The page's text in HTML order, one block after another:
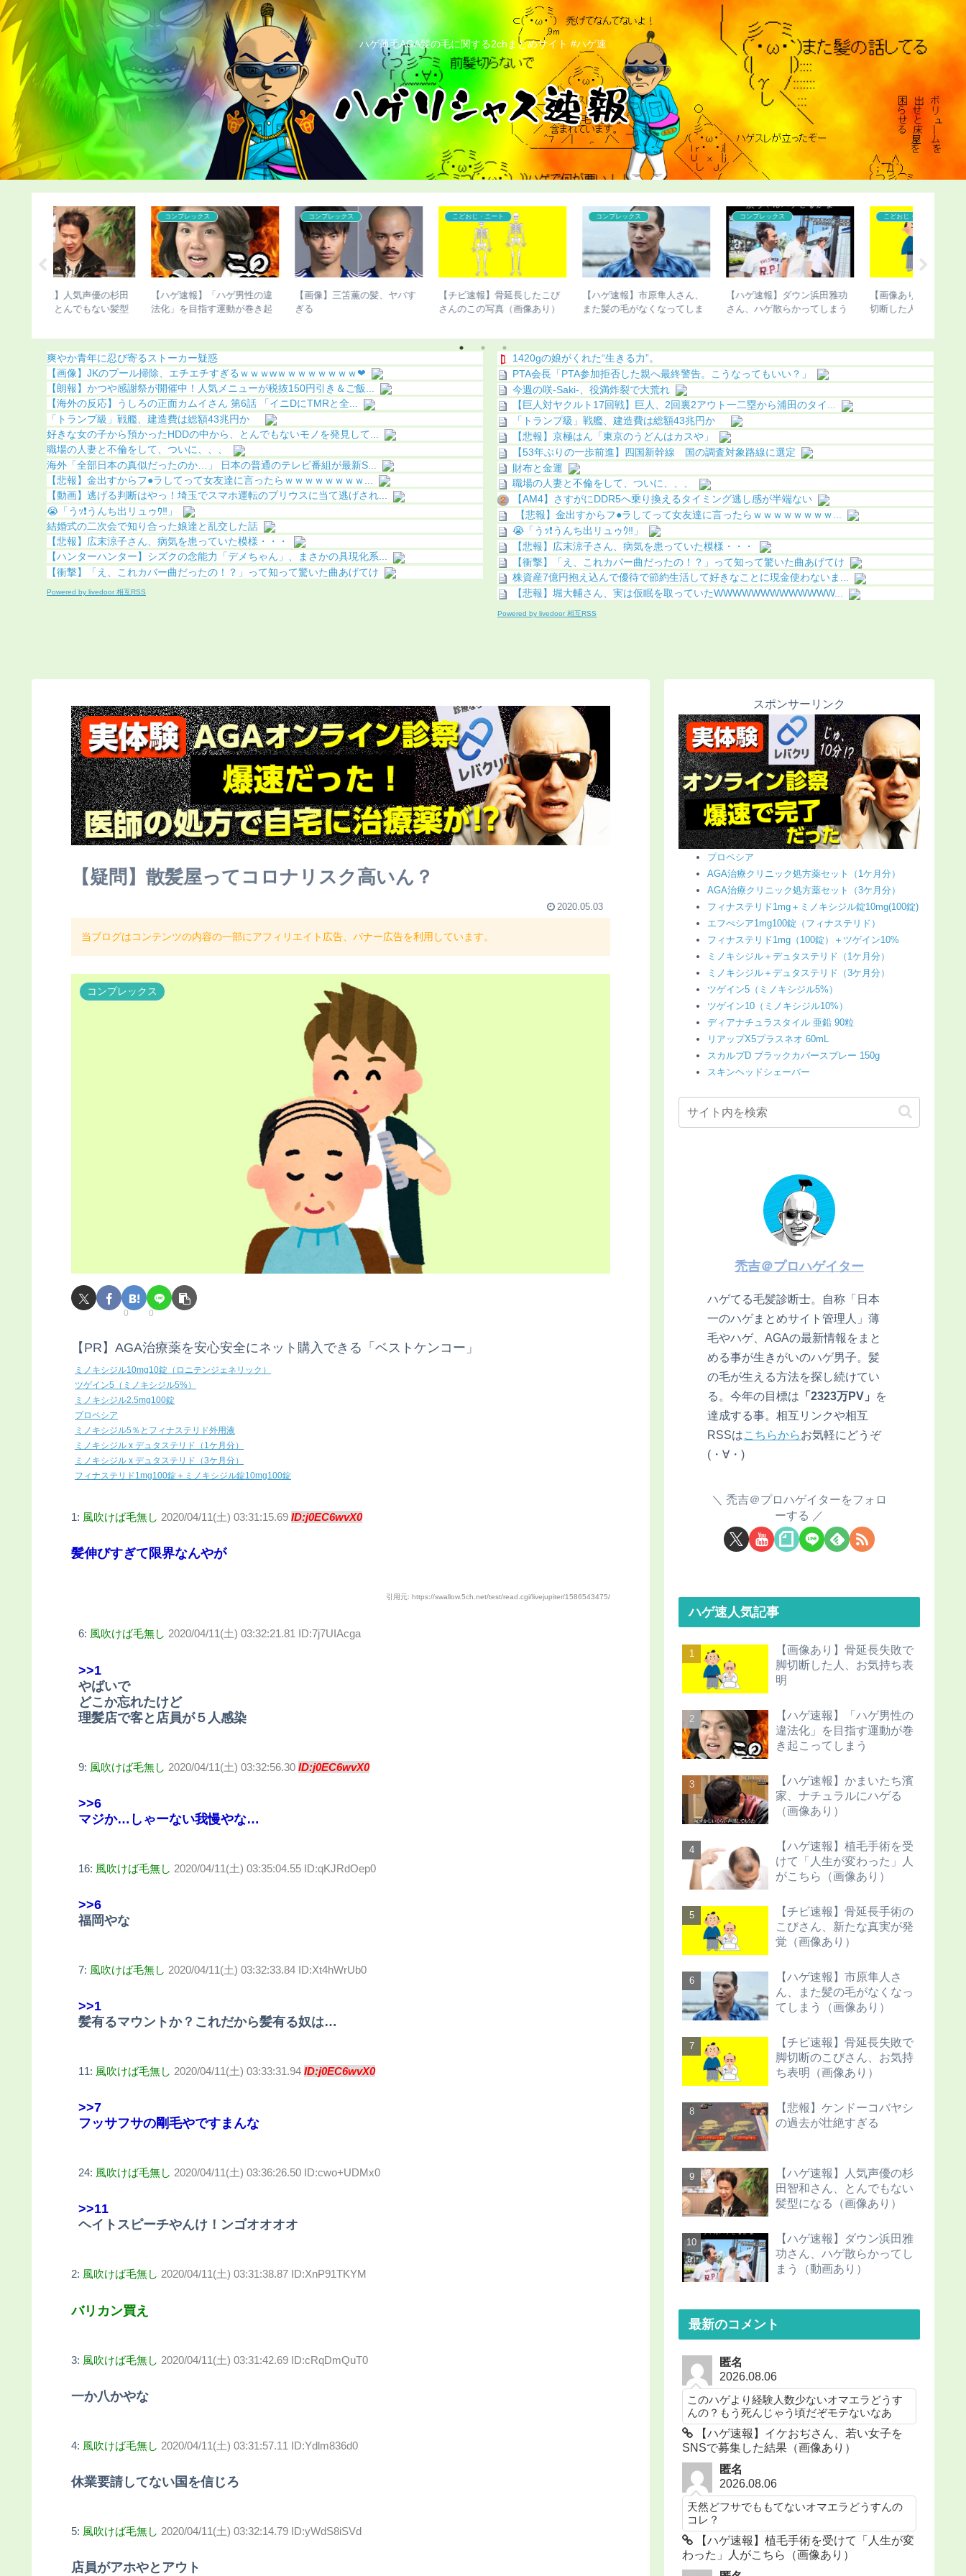
ハゲ薄毛AGA髪の毛に関する2chまとめサイト #ハゲ速
コンプレックス
【画像】三笘薫の髪、ヤバす
ぎる
こどおじ・ニート
【チビ速報】骨延長したこび
さんのこの写真（画像あり）
コンプレックス
【ハゲ速報】市原隼人さん、
また髪の毛がなくなってしま
コンプレックス
【ハゲ速報】ダウン浜田雅功
さん、ハゲ散らかってしまう
こどおじ・ニート
【画像あり】骨延長失敗で脚
切断した人、お気持ち表明
こどおじ・ニート
【ハゲ速報】かまいたち濱
家、ナチュラルにハゲる（画
爽やか青年に忍び寄るストーカー疑惑
【画像】JKのプール掃除、エチエチすぎるｗｗｗwｗｗｗｗｗｗｗｗ❤
【朗報】かつや感謝祭が開催中！人気メニューが税抜150円引き＆ご飯...
【海外の反応】うしろの正面カムイさん 第6話 「イニDにTMRと全...
「トランプ級」戦艦、建造費は総額43兆円か
好きな女の子から預かったHDDの中から、とんでもないモノを発見して...
職場の人妻と不倫をして、ついに、、、
海外「全部日本の真似だったのか…」 日本の普通のテレビ番組が最新S...
【悲報】金出すからフ●ラしてって女友達に言ったらｗｗｗｗｗｗｗｗ...
【動画】逃げる判断はやっ！埼玉でスマホ運転のプリウスに当て逃げされ...
😭「うｯ❗️うんち出リュゥｳ‼️」
結婚式の二次会で知り合った娘達と乱交した話
【悲報】広末涼子さん、病気を患っていた模様・・・
【ハンターハンター】シズクの念能力「デメちゃん」、まさかの具現化系...
【衝撃】「え、これカバー曲だったの！？」って知って驚いた曲あげてけ
Powered by livedoor 相互RSS
1420gの娘がくれた“生きる力”。
PTA会長「PTA参加拒否した親へ最終警告。こうなってもいい？」
今週の咲-Saki-、役満炸裂で大荒れ
【巨人対ヤクルト17回戦】巨人、2回裏2アウト一二塁から浦田のタイ...
「トランプ級」戦艦、建造費は総額43兆円か
【悲報】京極はん「東京のうどんはカスや」
【53年ぶりの一歩前進】四国新幹線 国の調査対象路線に選定
財布と金運
職場の人妻と不倫をして、ついに、、、
【AM4】さすがにDDR5へ乗り換えるタイミング逃し感が半端ない
【悲報】金出すからフ●ラしてって女友達に言ったらｗｗｗｗｗｗｗｗ...
😭「うｯ❗️うんち出リュゥｳ‼️」
【悲報】広末涼子さん、病気を患っていた模様・・・
【衝撃】「え、これカバー曲だったの！？」って知って驚いた曲あげてけ
株資産7億円抱え込んで優待で節約生活して好きなことに現金使わないま...
【悲報】堀大輔さん、実は仮眠を取っていたWWWWWWWWWWWWW...
Powered by livedoor 相互RSS
【疑問】散髪屋ってコロナリスク高いん？
2020.05.03
当ブログはコンテンツの内容の一部にアフィリエイト広告、バナー広告を利用しています。
コンプレックス
0 0
【PR】AGA治療薬を安心安全にネット購入できる「ベストケンコー」
ミノキシジル10mg10錠（ロニテンジェネリック）
ツゲイン5（ミノキシジル5%）
ミノキシジル2.5mg100錠
プロペシア
ミノキシジル5％とフィナステリド外用液
ミノキシジル x デュタステリド（1ケ月分）
ミノキシジル x デュタステリド（3ケ月分）
フィナステリド1mg100錠＋ミノキシジル錠10mg100錠
1: 風吹けば毛無し 2020/04/11(土) 03:31:15.69 ID:j0EC6wvX0
髪伸びすぎて限界なんやが
引用元: https://swallow.5ch.net/test/read.cgi/livejupiter/1586543475/
6: 風吹けば毛無し 2020/04/11(土) 03:32:21.81 ID:7j7UIAcga
>>1
やばいで
どこか忘れたけど
理髪店で客と店員が５人感染
9: 風吹けば毛無し 2020/04/11(土) 03:32:56.30 ID:j0EC6wvX0
>>6
マジか…しゃーない我慢やな…
16: 風吹けば毛無し 2020/04/11(土) 03:35:04.55 ID:qKJRdOep0
>>6
福岡やな
7: 風吹けば毛無し 2020/04/11(土) 03:32:33.84 ID:Xt4hWrUb0
>>1
髪有るマウントか？これだから髪有る奴は…
11: 風吹けば毛無し 2020/04/11(土) 03:33:31.94 ID:j0EC6wvX0
>>7
フッサフサの剛毛やですまんな
24: 風吹けば毛無し 2020/04/11(土) 03:36:26.50 ID:cwo+UDMx0
>>11
ヘイトスピーチやんけ！ンゴオオオオ
2: 風吹けば毛無し 2020/04/11(土) 03:31:38.87 ID:XnP91TKYM
バリカン買え
3: 風吹けば毛無し 2020/04/11(土) 03:31:42.69 ID:cRqDmQuT0
一か八かやな
4: 風吹けば毛無し 2020/04/11(土) 03:31:57.11 ID:Ydlm836d0
休業要請してない国を信じろ
5: 風吹けば毛無し 2020/04/11(土) 03:32:14.79 ID:yWdS8iSVd
店員がアホやとアウト
スポンサーリンク
プロペシア
AGA治療クリニック処方薬セット（1ケ月分）
AGA治療クリニック処方薬セット（3ケ月分）
フィナステリド1mg＋ミノキシジル錠10mg(100錠)
エフぺシア1mg100錠（フィナステリド）
フィナステリド1mg（100錠）＋ツゲイン10%
ミノキシジル＋デュタステリド（1ケ月分）
ミノキシジル＋デュタステリド（3ケ月分）
ツゲイン5（ミノキシジル5%）
ツゲイン10（ミノキシジル10%）
ディアナチュラスタイル 亜鉛 90粒
リアップX5プラスネオ 60mL
スカルプD ブラックカバースプレー 150g
スキンヘッドシェーバー
禿吉＠プロハゲイター
ハゲてる毛髪診断士。自称「日本
一のハゲまとめサイト管理人」薄
毛やハゲ、AGAの最新情報をまと
める事が生きがいのハゲ男子。髪
の毛が生える方法を探し続けてい
る。今年の目標は 「2323万PV」 を
達成する事。相互リンクや相互
RSSはこちらからお気軽にどうぞ
(・∀・)
禿吉＠プロハゲイターをフォロ
ーする
ハゲ速人気記事
【画像あり】骨延長失敗で
脚切断した人、お気持ち表
明
【ハゲ速報】「ハゲ男性の
違法化」を目指す運動が巻
き起こってしまう
【ハゲ速報】かまいたち濱
家、ナチュラルにハゲる
（画像あり）
【ハゲ速報】植毛手術を受
けて「人生が変わった」人
がこちら（画像あり）
【チビ速報】骨延長手術の
こびさん、新たな真実が発
覚（画像あり）
【ハゲ速報】市原隼人さ
ん、また髪の毛がなくなっ
てしまう（画像あり）
【チビ速報】骨延長失敗で
脚切断のこびさん、お気持
ち表明（画像あり）
【悲報】ケンドーコバヤシ
の過去が壮絶すぎる
【ハゲ速報】人気声優の杉
田智和さん、とんでもない
髪型になる（画像あり）
【ハゲ速報】ダウン浜田雅
功さん、ハゲ散らかってし
まう（動画あり）
最新のコメント
匿名
2026.08.06
このハゲより経験人数少ないオマエラどうす
んの？もう死んじゃう頃だぞモテないなあ
【ハゲ速報】イケおぢさん、若い女子を
SNSで募集した結果（画像あり）
匿名
2026.08.06
天然どフサでももてないオマエラどうすんの
コレ？
【ハゲ速報】植毛手術を受けて「人生が変
わった」人がこちら（画像あり）